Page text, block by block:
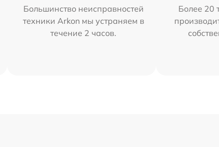
Большинство неисправностей
техники Arkon мы устраняем в
течение 2 часов.
Более 20